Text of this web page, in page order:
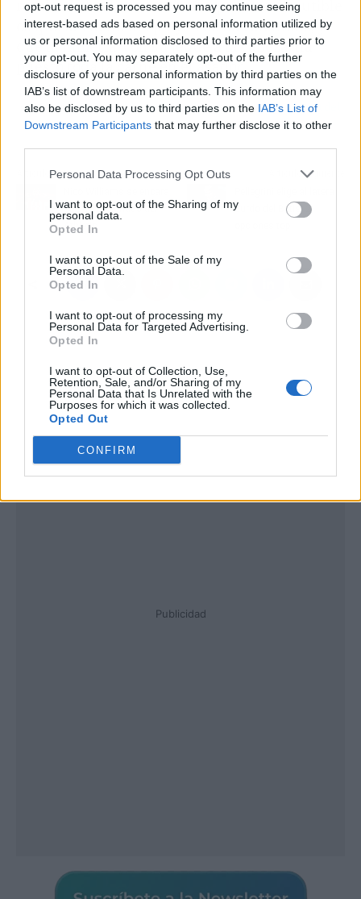
opt-out request is processed you may continue seeing
interest-based ads based on personal information utilized by
us or personal information disclosed to third parties prior to
your opt-out. You may separately opt-out of the further
disclosure of your personal information by third parties on the
IAB’s list of downstream participants. This information may
also be disclosed by us to third parties on the IAB’s List of
Downstream Participants that may further disclose it to other
Personal Data Processing Opt Outs
I want to opt-out of the Sharing of my
personal data.
Opted In
I want to opt-out of the Sale of my
Personal Data.
Opted In
I want to opt-out of processing my
Personal Data for Targeted Advertising.
Opted In
I want to opt-out of Collection, Use,
Retention, Sale, and/or Sharing of my
Personal Data that Is Unrelated with the
Purposes for which it was collected.
Opted Out
CONFIRM
rumbo de la eliminatoria. Lo que es indiscutible
es que la vuelta del playoff se ha calentado, y
que la Almería, con su jeque a la cabeza, ha
puesto toda la carne en el asador.
Más información:El Oviedo no da crédito a la última hora del
Almería antes del Playoff
Artículo anterior
con un aficionado del
Athletic
Artículo siguiente
zurdo del Betis: 2
Publicidad